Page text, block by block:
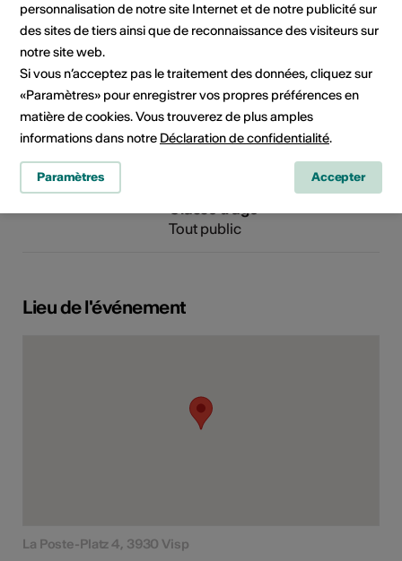
3930 Visp
Téléphone +41 27 948 33 11
Site Internet
Festival
Tout public
Lieu de l'événement
La Poste-Platz 4, 3930 Visp
personnalisation de notre site Internet et de notre publicité sur
des sites de tiers ainsi que de reconnaissance des visiteurs sur
notre site web.
Si vous n’acceptez pas le traitement des données, cliquez sur
«Paramètres» pour enregistrer vos propres préférences en
matière de cookies. Vous trouverez de plus amples
informations dans notre Déclaration de confidentialité.
Paramètres Accepter